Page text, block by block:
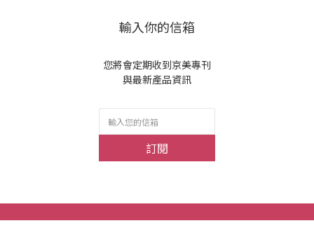
輸入你的信箱
您將會定期收到京美專刊
與最新產品資訊
訂閱